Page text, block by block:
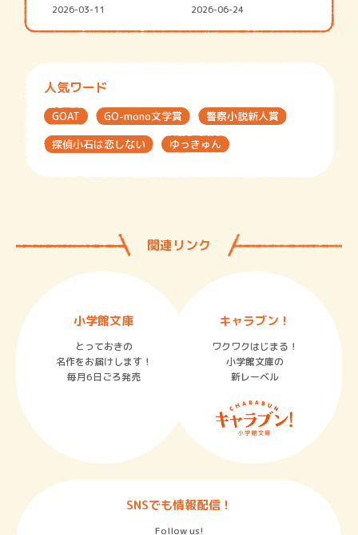
2026-03-11 2026-06-24
人気ワード
GOAT GO-mono文学賞
警察小説新人賞
探偵小石は恋しない
ゆっきゅん
関連リンク
小学館文庫
とっておきの
名作をお届けします！
毎月6日ごろ発売
キャラブン！
ワクワクはじまる！
小学館文庫の
新レーベル
SNSでも情報配信！
Follow us!